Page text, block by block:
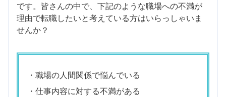
です。皆さんの中で、下記のような職場への不満が
理由で転職したいと考えている方はいらっしゃいま
せんか？
・職場の人間関係で悩んでいる
・仕事内容に対する不満がある